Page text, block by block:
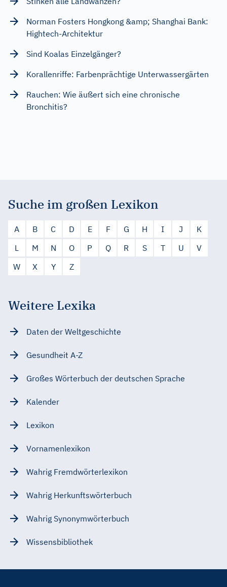
Norman Fosters Hongkong &amp; Shanghai Bank:
Hightech-Architektur
Sind Koalas Einzelgänger?
Korallenriffe: Farbenprächtige Unterwassergärten
Rauchen: Wie äußert sich eine chronische
Bronchitis?
Suche im großen Lexikon
A B C D E F G H I J
K
L
M N O P Q R S T U
V
W
X Y Z
Weitere Lexika
Daten der Weltgeschichte
Gesundheit A-Z
Großes Wörterbuch der deutschen Sprache
Kalender
Lexikon
Vornamenlexikon
Wahrig Fremdwörterlexikon
Wahrig Herkunftswörterbuch
Wahrig Synonymwörterbuch
Wissensbibliothek